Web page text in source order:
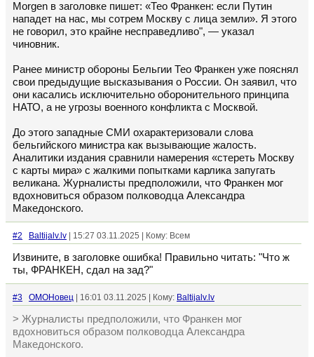
Morgen в заголовке пишет: «Тео Франкен: если Путин
нападет на нас, мы сотрем Москву с лица земли». Я этого
не говорил, это крайне несправедливо", — указал
чиновник.
Ранее министр обороны Бельгии Тео Франкен уже пояснял
свои предыдущие высказывания о России. Он заявил, что
они касались исключительно оборонительного принципа
НАТО, а не угрозы военного конфликта с Москвой.
До этого западные СМИ охарактеризовали слова
бельгийского министра как вызывающие жалость.
Аналитики издания сравнили намерения «стереть Москву
с карты мира» с жалкими попытками карлика запугать
великана. Журналисты предположили, что Франкен мог
вдохновиться образом полководца Александра
Македонского.
#2 Baltijalv.lv | 15:27 03.11.2025 | Кому: Всем
Извините, в заголовке ошибка! Правильно читать: "Что ж
ты, ФРАНКЕН, сдал на зад?"
#3 ОМОНовец | 16:01 03.11.2025 | Кому: Baltijalv.lv
> Журналисты предположили, что Франкен мог
вдохновиться образом полководца Александра
Македонского.